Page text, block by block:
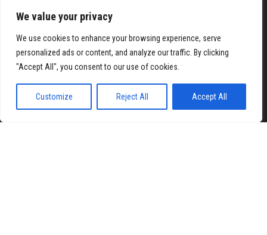
We value your privacy
We use cookies to enhance your browsing experience, serve
personalized ads or content, and analyze our traffic. By clicking
"Accept All", you consent to our use of cookies.
Customize Reject All Accept All
IronMuscles.org© 2018-2023